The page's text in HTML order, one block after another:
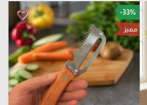
favorite_border -33%
مميز